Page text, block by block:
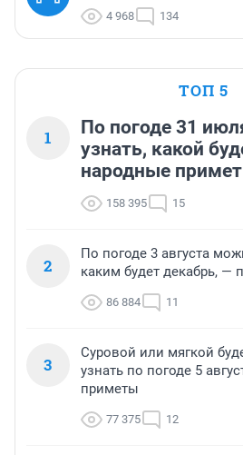
4 968 134
ТОП 5
1
По погоде 31
узнать, какой
народные
158 395 15
2
По погоде 3 августа
каким будет декабрь, —
86 884 11
3
Суровой или мягкой
узнать по погоде 5
приметы
77 375 12